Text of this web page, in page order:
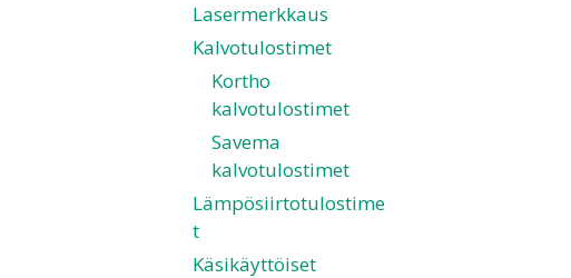
Lasermerkkaus
Kalvotulostimet
Kortho
kalvotulostimet
Savema
kalvotulostimet
Lämpösiirtotulostime
t
Käsikäyttöiset